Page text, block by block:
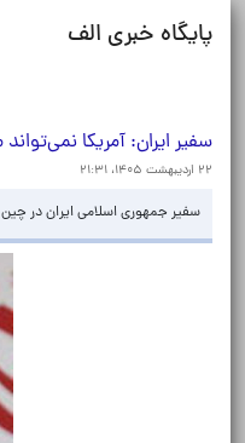
پایگاه خبری الف
سفیر ایران: آمریکا
۲۲ اردیبهشت ۱۴۰۵، ۲۱:۳۱
سفیر جمهوری اسلامی ایران در